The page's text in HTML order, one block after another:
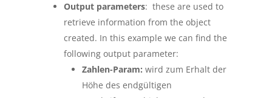
Output parameters: these are used to
retrieve information from the object
created. In this example we can find the
following output parameter:
Zahlen-Param: wird zum Erhalt der
Höhe des endgültigen